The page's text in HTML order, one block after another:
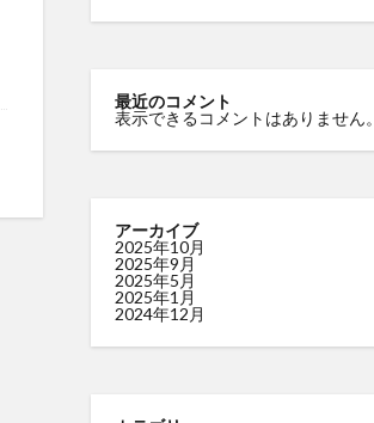
最近のコメント
表示できるコメントはありません。
アーカイブ
2025年10月
2025年9月
2025年5月
2025年1月
2024年12月